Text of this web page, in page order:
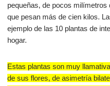
pequeñas, de pocos milímetros
que pesan más de cien kilos.
ejemplo de las 10 plantas de
hogar.
Estas plantas son muy
de sus flores, de asimetría